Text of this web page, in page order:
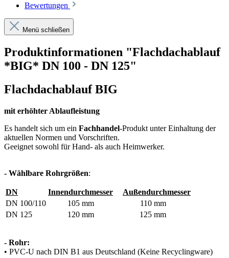
Bewertungen
Menü schließen
Produktinformationen "Flachdachablauf
*BIG* DN 100 - DN 125"
Flachdachablauf BIG
mit erhöhter Ablaufleistung
Es handelt sich um ein Fachhandel-Produkt unter Einhaltung der
aktuellen Normen und Vorschriften.
Geeignet sowohl für Hand- als auch Heimwerker.
- Wählbare Rohrgrößen:
DN Innendurchmesser
Außendurchmesser
DN 100/110
105 mm
110 mm
DN 125
120 mm 125 mm
- Rohr:
• PVC-U nach DIN B1 aus Deutschland (Keine Recyclingware)